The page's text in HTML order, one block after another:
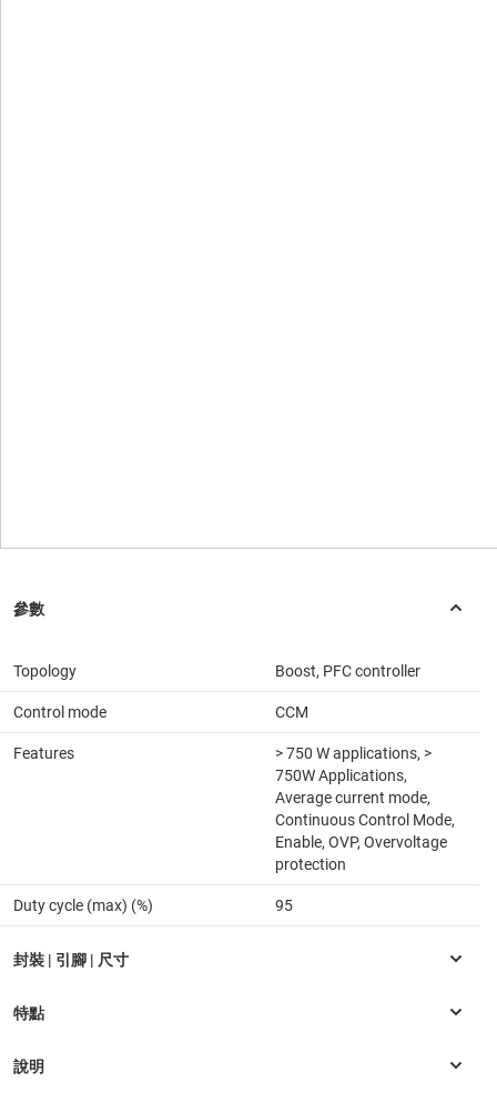
Topology Boost, PFC controller
Control mode CCM
Features
> 750 W applications, >
750W Applications,
Average current mode,
Continuous Control Mode,
Enable, OVP, Overvoltage
protection
Duty cycle (max) (%) 95